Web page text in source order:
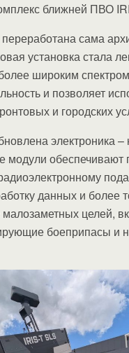
ближней ПВО
сама
установка стала
широким
и позволяет
и городских
электроника
модули
данных и более
целей,
боеприпасы и